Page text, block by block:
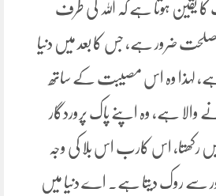
یقین ہوتا ہے کہ اللہ کی طرف
ضرور ہے، جس کا بعد میں دنیا
ہے، لہذا وہ اس مصیبت کے ساتھ
والا ہے، وہ اپنے پاک پروردگار
رکھتا، اس کارب اس بلا کی وجہ
سے روک دیتا ہے۔ اے دنیا میں